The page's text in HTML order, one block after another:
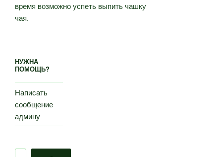
время возможно успеть выпить чашку
чая.
НУЖНА
ПОМОЩЬ?
Написать
сообщение
админу